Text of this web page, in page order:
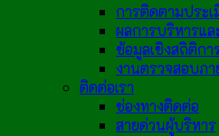
การติดตามประเ
ผลการบริหารแ
ข้อมูลเชิงสถิติก
งานตรวจสอบภา
ติดต่อเรา
ช่องทางติดต่อ
สายด่วนผู้บริหาร